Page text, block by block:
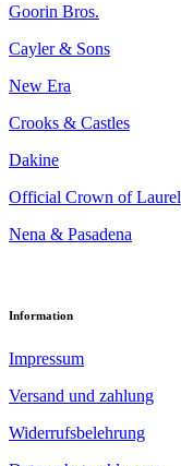
Goorin Bros.
Cayler & Sons
New Era
Crooks & Castles
Dakine
Official Crown of Laurel
Nena & Pasadena
Information
Impressum
Versand und zahlung
Widerrufsbelehrung